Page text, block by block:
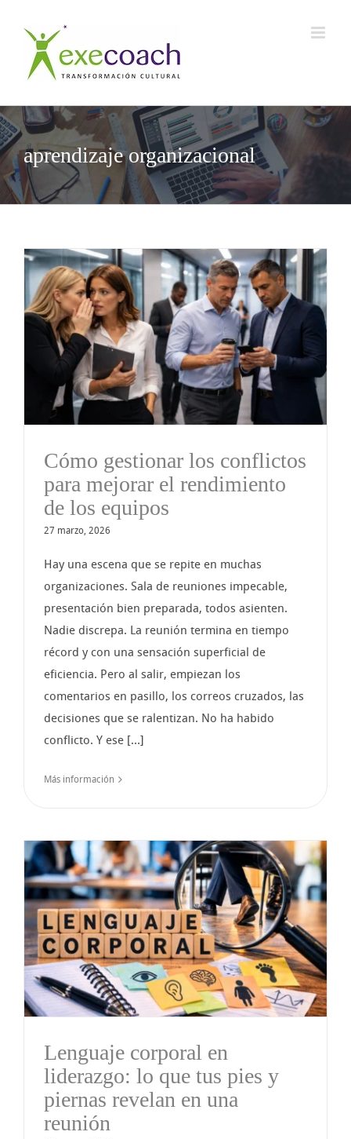
contenido
aprendizaje organizacional
Cómo gestionar los conflictos
para mejorar el rendimiento
de los equipos
27 marzo, 2026
Hay una escena que se repite en muchas
organizaciones. Sala de reuniones impecable,
presentación bien preparada, todos asienten.
Nadie discrepa. La reunión termina en tiempo
récord y con una sensación superficial de
eficiencia. Pero al salir, empiezan los
comentarios en pasillo, los correos cruzados, las
decisiones que se ralentizan. No ha habido
conflicto. Y ese [...]
Más información
Lenguaje corporal en
liderazgo: lo que tus pies y
piernas revelan en una
reunión